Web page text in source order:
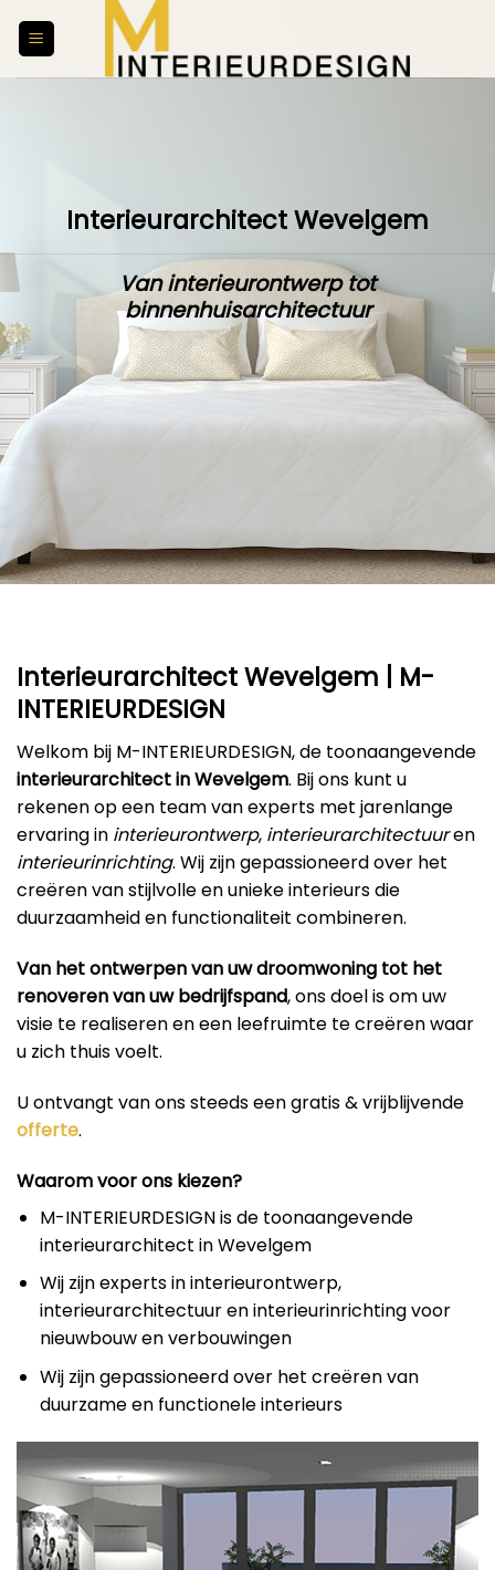
Interieurarchitect Wevelgem
Van interieurontwerp tot
binnenhuisarchitectuur
Interieurarchitect Wevelgem | M-
INTERIEURDESIGN
Welkom bij M-INTERIEURDESIGN, de toonaangevende
interieurarchitect in Wevelgem. Bij ons kunt u
rekenen op een team van experts met jarenlange
ervaring in interieurontwerp, interieurarchitectuuren
interieurinrichting. Wij zijn gepassioneerd over het
creëren van stijlvolle en unieke interieurs die
duurzaamheid en functionaliteit combineren.
Van het ontwerpen van uw droomwoning tot het
renoveren van uw bedrijfspand, ons doel is om uw
visie te realiseren en een leefruimte te creëren waar
u zich thuis voelt.
U ontvangt van ons steeds een gratis & vrijblijvende
offerte.
Waarom voor ons kiezen?
M-INTERIEURDESIGN is de toonaangevende
interieurarchitect in Wevelgem
Wij zijn experts in interieurontwerp,
interieurarchitectuur en interieurinrichting voor
nieuwbouw en verbouwingen
Wij zijn gepassioneerd over het creëren van
duurzame en functionele interieurs